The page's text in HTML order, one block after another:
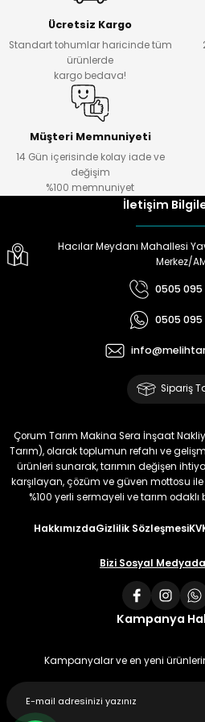
Ücretsiz Kargo
Standart tohumlar haricinde tüm
ürünlerde
kargo bedava!
Müşteri Memnuniyeti
14 Gün içerisinde kolay iade ve
değişim
%100 memnuniyet
İletişim
Hacılar Meydanı Mahallesi
Merkez/
0505 095
0505 095
Sipariş
Çorum Tarım Makina Sera İnşaat
Tarım), olarak toplumun refahı ve
ürünleri sunarak, tarımın değişen
karşılayan, çözüm ve güven mottosu
%100 yerli sermayeli ve tarım odaklı
HakkımızdaGizlilik Sözleşmesi
Bizi Sosyal
Kampanya
Kampanyalar ve en yeni